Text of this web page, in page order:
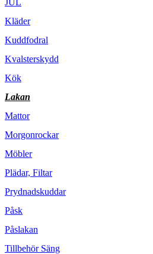
JUL
Kläder
Kuddfodral
Kvalsterskydd
Kök
Lakan
Mattor
Morgonrockar
Möbler
Plädar, Filtar
Prydnadskuddar
Påsk
Påslakan
Tillbehör Säng